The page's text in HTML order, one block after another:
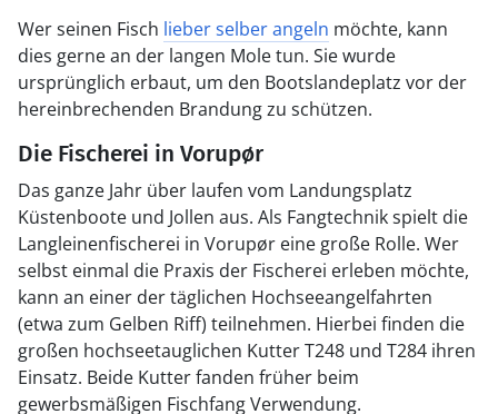
Wer seinen Fisch lieber selber angeln möchte, kann
dies gerne an der langen Mole tun. Sie wurde
ursprünglich erbaut, um den Bootslandeplatz vor der
hereinbrechenden Brandung zu schützen.
Die Fischerei in Vorupør
Das ganze Jahr über laufen vom Landungsplatz
Küstenboote und Jollen aus. Als Fangtechnik spielt die
Langleinenfischerei in Vorupør eine große Rolle. Wer
selbst einmal die Praxis der Fischerei erleben möchte,
kann an einer der täglichen Hochseeangelfahrten
(etwa zum Gelben Riff) teilnehmen. Hierbei finden die
großen hochseetauglichen Kutter T248 und T284 ihren
Einsatz. Beide Kutter fanden früher beim
gewerbsmäßigen Fischfang Verwendung.